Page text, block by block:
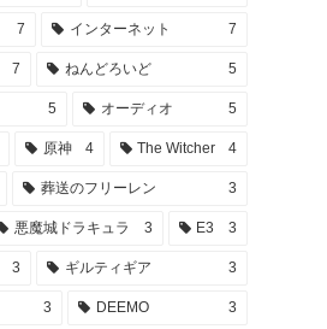
7 インターネット 7
7 ねんどろいど 5
5 オーディオ 5
原神 4 The Witcher 4
葬送のフリーレン 3
悪魔城ドラキュラ 3 E3 3
3 ギルティギア 3
3 DEEMO 3